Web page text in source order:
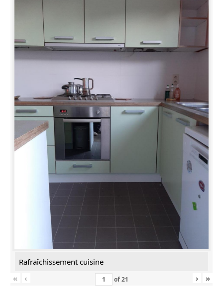
Rafraîchissement cuisine
«
‹ of21 › »